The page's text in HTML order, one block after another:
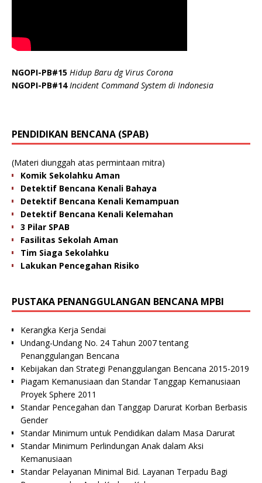
NGOPI-PB#15 Hidup Baru dg Virus Corona
NGOPI-PB#14Incident Command System di Indonesia
PENDIDIKAN BENCANA (SPAB)
(Materi diunggah atas permintaan mitra)
Komik Sekolahku Aman
Detektif Bencana Kenali Bahaya
Detektif Bencana Kenali Kemampuan
Detektif Bencana Kenali Kelemahan
3 Pilar SPAB
Fasilitas Sekolah Aman
Tim Siaga Sekolahku
Lakukan Pencegahan Risiko
PUSTAKA PENANGGULANGAN BENCANA MPBI
Kerangka Kerja Sendai
Undang-Undang No. 24 Tahun 2007 tentang
Penanggulangan Bencana
Kebijakan dan Strategi Penanggulangan Bencana 2015-2019
Piagam Kemanusiaan dan Standar Tanggap Kemanusiaan
Proyek Sphere 2011
Standar Pencegahan dan Tanggap Darurat Korban Berbasis
Gender
Standar Minimum untuk Pendidikan dalam Masa Darurat
Standar Minimum Perlindungan Anak dalam Aksi
Kemanusiaan
Standar Pelayanan Minimal Bid. Layanan Terpadu Bagi